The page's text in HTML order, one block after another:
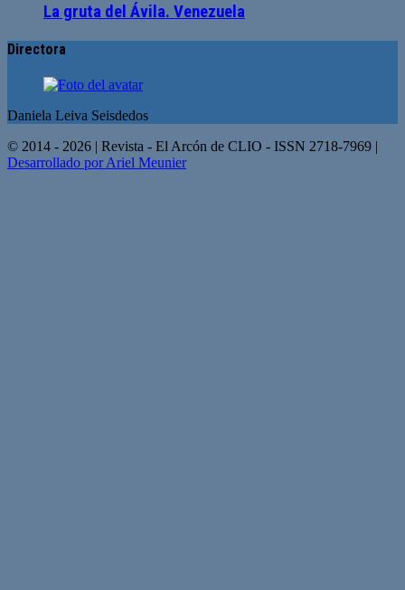
La gruta del Ávila. Venezuela
Directora
Daniela Leiva Seisdedos
© 2014 - 2026 | Revista - El Arcón de CLIO - ISSN 2718-7969 |
Desarrollado por Ariel Meunier